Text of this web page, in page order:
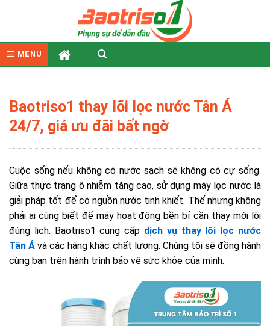
MENU
Baotriso1 thay lõi lọc nước Tân Á
24/7, giá ưu đãi bất ngờ
Cuộc sống nếu không có nước sạch sẽ không có cự sống.
Giữa thực trạng ô nhiễm tăng cao, sử dụng máy lọc nước là
giải pháp tốt để có nguồn nước tinh khiết. Thế nhưng không
phải ai cũng biết để máy hoạt động bền bỉ cần thay mới lõi
đúng lịch. Baotriso1 cung cấp dịch vụ thay lõi lọc nước
Tân Á và các hãng khác chất lượng. Chúng tôi sẽ đồng hành
cùng bạn trên hành trình bảo vệ sức khỏe của mình.